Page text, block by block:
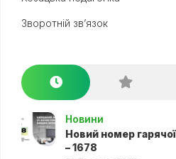
Зворотній зв’язок
Новини
Новий номер
– 1678